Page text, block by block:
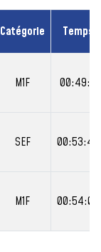
Catégorie Temps
M1F 00:49:11
SEF 00:53:43
M1F 00:54:03